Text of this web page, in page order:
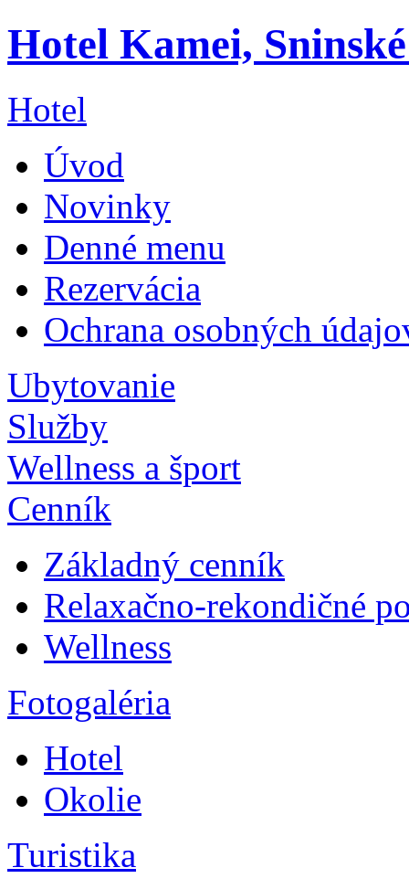
Hotel Kamei,
Hotel
Úvod
Novinky
Denné menu
Rezervácia
Ochrana osobných
Ubytovanie
Služby
Wellness a šport
Cenník
Základný cenník
Relaxačno-rekondičné
Wellness
Fotogaléria
Hotel
Okolie
Turistika